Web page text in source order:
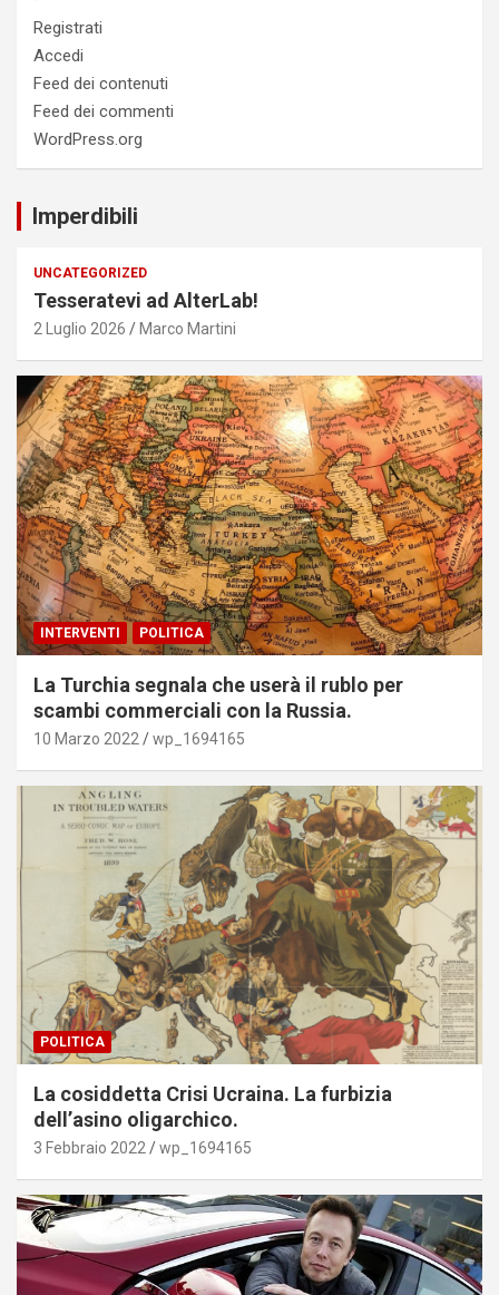
Registrati
Accedi
Feed dei contenuti
Feed dei commenti
WordPress.org
Imperdibili
UNCATEGORIZED
Tesseratevi ad AlterLab!
2 Luglio 2026 Marco Martini
INTERVENTI POLITICA
La Turchia segnala che userà il rublo per
scambi commerciali con la Russia.
10 Marzo 2022 wp_1694165
POLITICA
La cosiddetta Crisi Ucraina. La furbizia
dell’asino oligarchico.
3 Febbraio 2022 wp_1694165